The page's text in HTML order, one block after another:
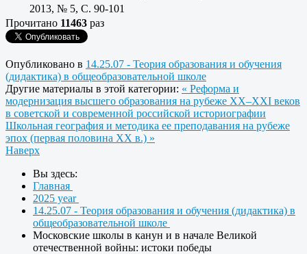
2013, № 5, C. 90-101
Прочитано 11463 раз
Опубликовано в 14.25.07 - Теория образования и обучения
(дидактика) в общеобразовательной школе
Другие материалы в этой категории: « Реформа и
модернизация высшего образования на рубеже XX–XXI веков
в советской и современной российской историографии
Школьная география и методика ее преподавания на рубеже
эпох (первая половина XX в.) »
Наверх
Вы здесь:
Главная
2025 year
14.25.07 - Теория образования и обучения (дидактика) в
общеобразовательной школе
Московские школы в канун и в начале Великой
отечественной войны: истоки победы